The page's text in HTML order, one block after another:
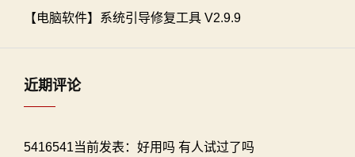
【电脑软件】系统引导修复工具 V2.9.9
近期评论
5416541当前发表：好用吗 有人试过了吗